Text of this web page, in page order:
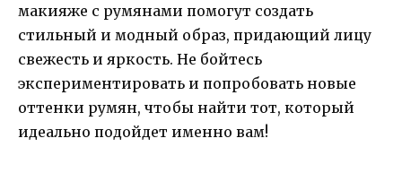
макияже с румянами помогут создать
стильный и модный образ, придающий лицу
свежесть и яркость. Не бойтесь
экспериментировать и попробовать новые
оттенки румян, чтобы найти тот, который
идеально подойдет именно вам!